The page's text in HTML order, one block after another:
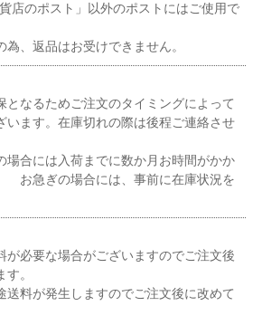
店のポスト」以外のポストにはご使用で
、返品はお受けできません。
なるためご注文のタイミングによって
います。在庫切れの際は後程ご連絡させ
合には入荷までに数か月お時間がかか
お急ぎの場合には、事前に在庫状況を
必要な場合がございますのでご注文後
。
料が発生しますのでご注文後に改めて